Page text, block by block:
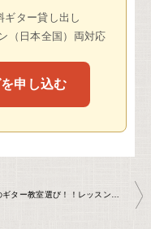
ター貸し出し
（日本全国）両対応
申し込む